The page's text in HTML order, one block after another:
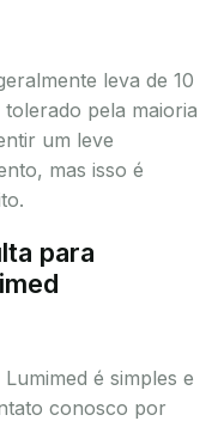
leva de 10
pela maioria
um leve
mas isso é
para
é simples e
conosco por